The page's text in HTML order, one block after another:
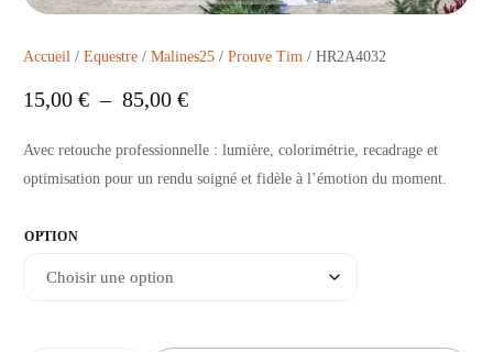
Accueil /Equestre /Malines25 /Prouve Tim / HR2A4032
15,00€ – 85,00€
Avec retouche professionnelle : lumière, colorimétrie, recadrage et
optimisation pour un rendu soigné et fidèle à l’émotion du moment.
OPTION